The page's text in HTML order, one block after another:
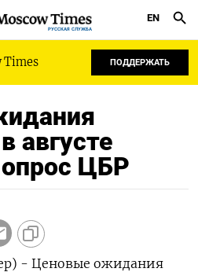
РУССКАЯ СЛУЖБА
EN
Times ПОДДЕРЖАТЬ
августе
ЦБР
- Ценовые ожидания